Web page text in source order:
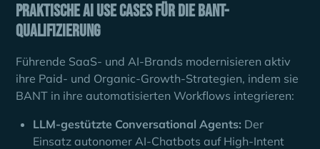
Praktische AI Use Cases für die BANT-
Qualifizierung
Führende SaaS- und AI-Brands modernisieren aktiv
ihre Paid- und Organic-Growth-Strategien, indem sie
BANT in ihre automatisierten Workflows integrieren:
LLM-gestützte Conversational Agents: Der
Einsatz autonomer AI-Chatbots auf High-Intent